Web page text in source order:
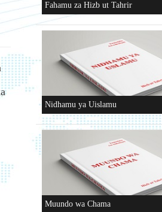
Fahamu za Hizb ut Tahrir
Nidhamu ya Uislamu
Muundo wa Chama